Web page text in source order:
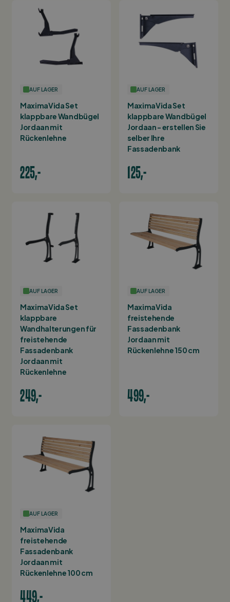
AUF LAGER
MaximaVida Set
klappbare Wandbügel
Jordaan mit
Rückenlehne
225,-
AUF LAGER
MaximaVida Set
klappbare Wandbügel
Jordaan - erstellen Sie
selber Ihre
Fassadenbank
125,-
AUF LAGER
MaximaVida Set
klappbare
Wandhalterungen für
freistehende
Fassadenbank
Jordaan mit
Rückenlehne
249,-
AUF LAGER
MaximaVida
freistehende
Fassadenbank
Jordaan mit
Rückenlehne 150 cm
499,-
AUF LAGER
MaximaVida
freistehende
Fassadenbank
Jordaan mit
Rückenlehne 100 cm
449,-